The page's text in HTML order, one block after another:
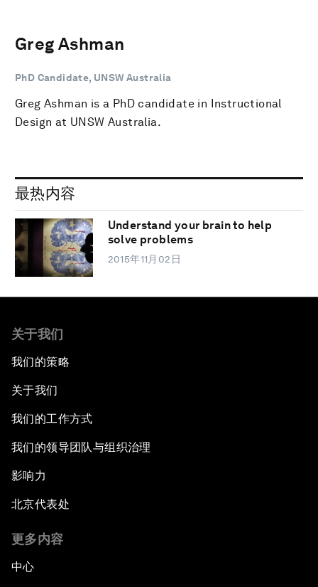
Greg Ashman
PhD Candidate, UNSW Australia
Greg Ashman is a PhD candidate in Instructional
Design at UNSW Australia.
最热内容
Understand your brain to help
solve problems
2015年11月02日
关于我们
我们的策略
关于我们
我们的工作方式
我们的领导团队与组织治理
影响力
北京代表处
更多内容
中心